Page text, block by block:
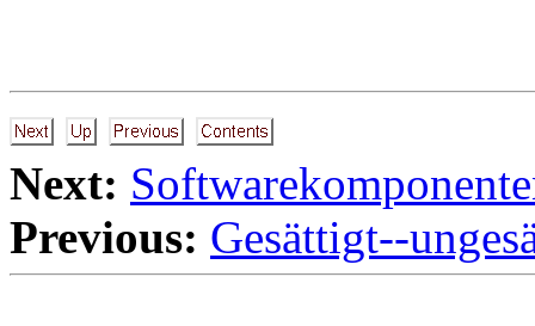
Next:
Previous: Gesättigt--